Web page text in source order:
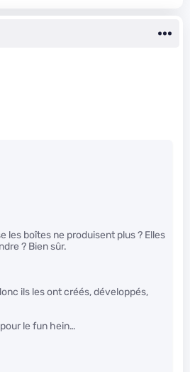
les boîtes ne produisent plus ? Elles
? Bien sûr.
ils les ont créés, développés,
le fun hein…